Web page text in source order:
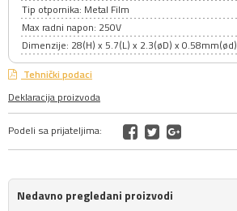
Tip otpornika: Metal Film
Max radni napon: 250V
Dimenzije: 28(H) x 5.7(L) x 2.3(øD) x 0.58mm(ød)
Tehnički podaci
Deklaracija proizvoda
Podeli sa prijateljima:
Nedavno pregledani proizvodi